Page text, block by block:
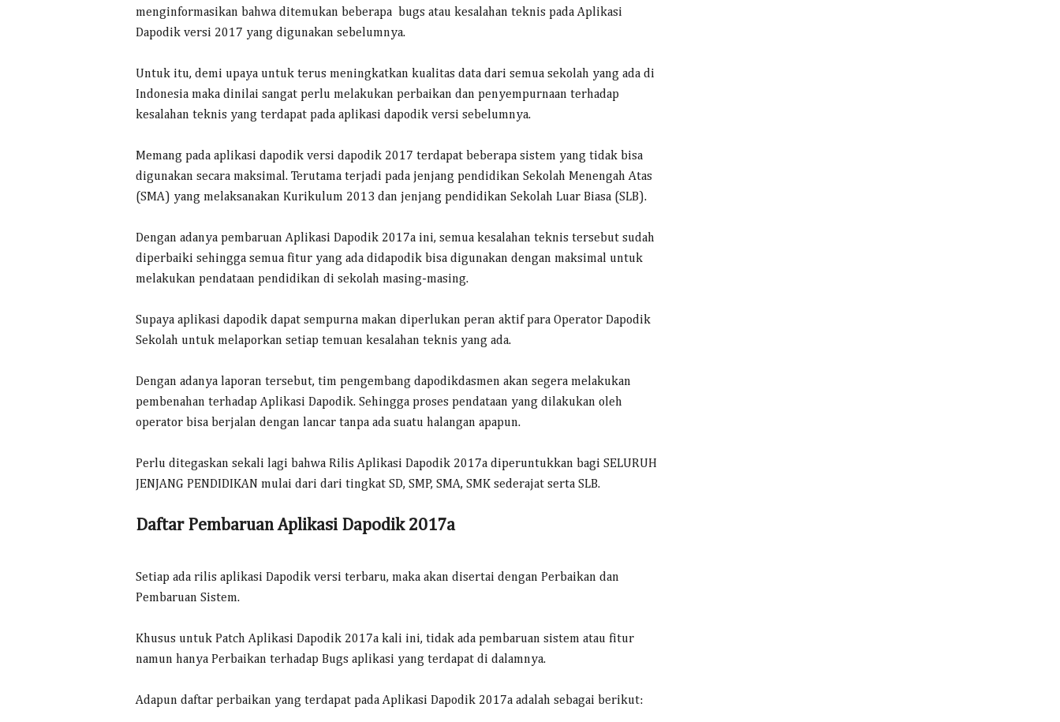
menginformasikan bahwa ditemukan beberapa bugs atau kesalahan teknis pada Aplikasi
Dapodik versi 2017 yang digunakan sebelumnya.
Untuk itu, demi upaya untuk terus meningkatkan kualitas data dari semua sekolah yang ada di
Indonesia maka dinilai sangat perlu melakukan perbaikan dan penyempurnaan terhadap
kesalahan teknis yang terdapat pada aplikasi dapodik versi sebelumnya.
Memang pada aplikasi dapodik versi dapodik 2017 terdapat beberapa sistem yang tidak bisa
digunakan secara maksimal. Terutama terjadi pada jenjang pendidikan Sekolah Menengah Atas
(SMA) yang melaksanakan Kurikulum 2013 dan jenjang pendidikan Sekolah Luar Biasa (SLB).
Dengan adanya pembaruan Aplikasi Dapodik 2017a ini, semua kesalahan teknis tersebut sudah
diperbaiki sehingga semua fitur yang ada didapodik bisa digunakan dengan maksimal untuk
melakukan pendataan pendidikan di sekolah masing-masing.
Supaya aplikasi dapodik dapat sempurna makan diperlukan peran aktif para Operator Dapodik
Sekolah untuk melaporkan setiap temuan kesalahan teknis yang ada.
Dengan adanya laporan tersebut, tim pengembang dapodikdasmen akan segera melakukan
pembenahan terhadap Aplikasi Dapodik. Sehingga proses pendataan yang dilakukan oleh
operator bisa berjalan dengan lancar tanpa ada suatu halangan apapun.
Perlu ditegaskan sekali lagi bahwa Rilis Aplikasi Dapodik 2017a diperuntukkan bagi SELURUH
JENJANG PENDIDIKAN mulai dari dari tingkat SD, SMP, SMA, SMK sederajat serta SLB.
Daftar Pembaruan Aplikasi Dapodik 2017a
Setiap ada rilis aplikasi Dapodik versi terbaru, maka akan disertai dengan Perbaikan dan
Pembaruan Sistem.
Khusus untuk Patch Aplikasi Dapodik 2017a kali ini, tidak ada pembaruan sistem atau fitur
namun hanya Perbaikan terhadap Bugs aplikasi yang terdapat di dalamnya.
Adapun daftar perbaikan yang terdapat pada Aplikasi Dapodik 2017a adalah sebagai berikut: